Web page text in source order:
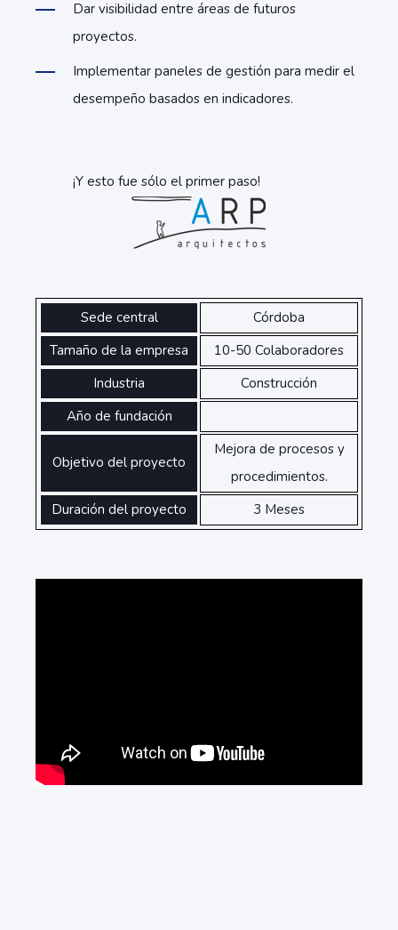
Dar visibilidad entre áreas de futuros
proyectos.
Implementar paneles de gestión para medir el
desempeño basados en indicadores.
¡Y esto fue sólo el primer paso!
Sede central
Córdoba
Tamaño de la empresa
10-50 Colaboradores
Industria
Construcción
Año de fundación
Objetivo del proyecto
Mejora de procesos y
procedimientos.
Duración del proyecto
3 Meses